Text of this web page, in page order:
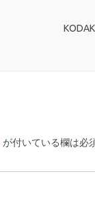
が付いている欄は必